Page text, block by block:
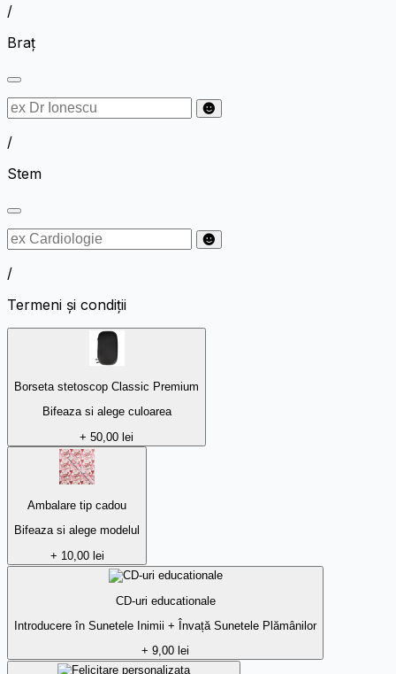
/
Braț
/
Stem
/
Termeni și condiții
Borseta stetoscop Classic Premium
Bifeaza si alege culoarea
+ 50,00 lei
Ambalare tip cadou
Bifeaza si alege modelul
+ 10,00 lei
CD-uri educationale
Introducere în Sunetele Inimii + Învață Sunetele Plămânilor
+ 9,00 lei